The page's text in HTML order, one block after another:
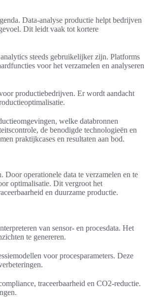
Data-analyse productie helpt bedrijven
Dit leidt vaak tot kortere
steeds gebruikelijker zijn. Platforms
voor het verzamelen en analyseren
productiebedrijven. Er wordt aandacht
welke databronnen
de benodigde technologieën en
praktijkcases en resultaten aan bod.
Door operationele data te verzamelen en te
optimalisatie. Dit vergroot het
en duurzame productie.
van sensor- en procesdata. Het
te genereren.
voor procesparameters. Deze
traceerbaarheid en CO2-reductie.